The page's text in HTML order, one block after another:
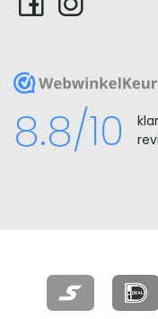
WebwinkelKeur
8.8/10